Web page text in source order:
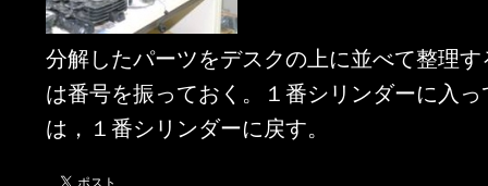
分解したパーツをデスクの上に並べて整理
は番号を振っておく。１番シリンダーに入
は，１番シリンダーに戻す。